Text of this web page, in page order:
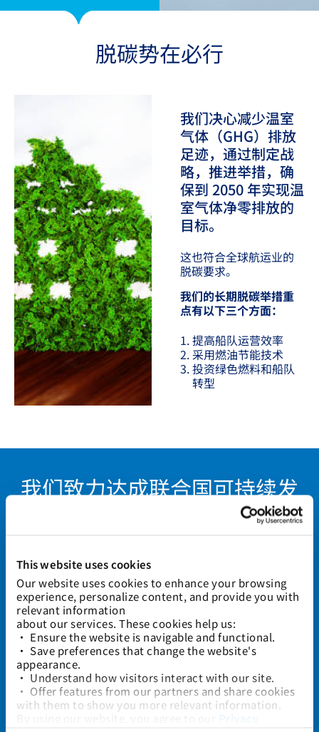
This website uses cookies
Our website uses cookies to enhance your browsing
experience, personalize content, and provide you with
relevant information
about our services. These cookies help us:
• Ensure the website is navigable and functional.
• Save preferences that change the website's
appearance.
• Understand how visitors interact with our site.
• Offer features from our partners and share cookies
with them to show you more relevant information.
Privacy
脱碳势在必行
我们决心减少温室
气体（GHG）排放
足迹，通过制定战
略，推进举措，确
保到 2050 年实现温
室气体净零排放的
目标。
这也符合全球航运业的
脱碳要求。
我们的长期脱碳举措重
点有以下三个方面：
提高船队运营效率
采用燃油节能技术
投资绿色燃料和船队
转型
我们致力达成联合国可持续发
（SDGs）制定自身的可持续发展战略选择。我们遵循以下11个
SDG 3
通过创建
安全向上
的职场环
境，积极
回馈社
SDG 4
优先考虑
船员的教
育和培
训。训练
有素的船